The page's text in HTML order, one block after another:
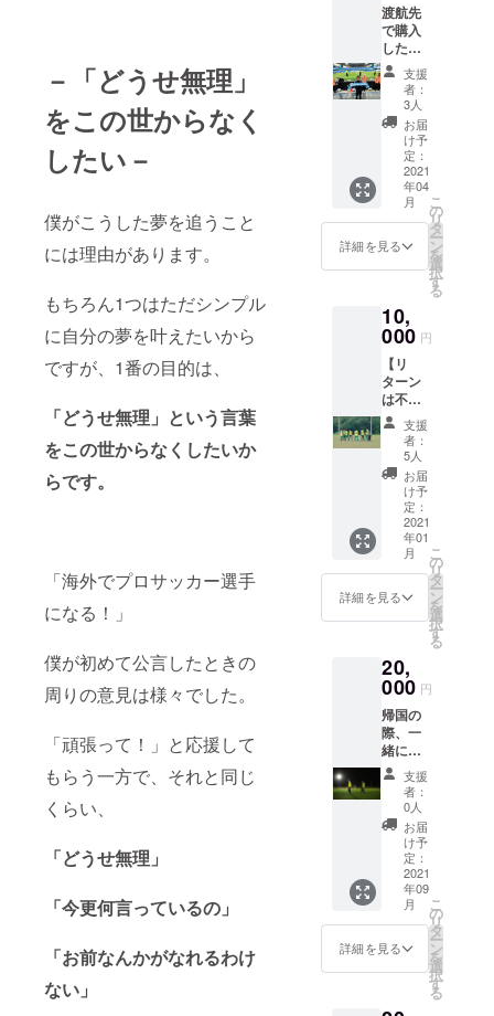
－「どうせ無理」
をこの世からなく
したい－
僕がこうした夢を追うこと
には理由があります。
もちろん1つはただシンプル
に自分の夢を叶えたいから
ですが、1番の目的は、
「どうせ無理」という言葉
をこの世からなくしたいか
らです。
「海外でプロサッカー選手
になる！」
僕が初めて公言したときの
周りの意見は様々でした。
「頑張って！」と応援して
もらう一方で、それと同じ
くらい、
「どうせ無理」
「今更何言っているの」
「お前なんかがなれるわけ
ない」
渡航先
で購入
したポ
スト
カード
にメッ
セージ
を添え
て送ら
せてい
ただき
ます。
デザイ
ンなど
は僕の
センス
せ下さ
い。
支援
者：
3人
お届
け予
定：
2021
年04
月
詳細を見る
こ
の
リ
タ
ー
ン
を
選
択
す
る
10,
000 円
【リ
ターン
は不
要、と
りあえ
ず頑張
れと応
援して
くださ
る方向
け】
メール
にて活
動報告
をお送
りしま
当にあ
りがと
うござ
いま
す。
支援
者：
5人
お届
け予
定：
2021
年01
月
詳細を見る
こ
の
リ
タ
ー
ン
を
選
択
す
る
20,
000 円
帰国の
際、一
緒にカ
フェで
お話し
ましょ
う！ 場
所は、
東京・
千葉・
埼玉に
なりま
す。
LINEに
て詳細
を確定
支援
者：
0人
お届
け予
定：
2021
年09
月
詳細を見る
こ
の
リ
タ
ー
ン
を
選
択
す
る